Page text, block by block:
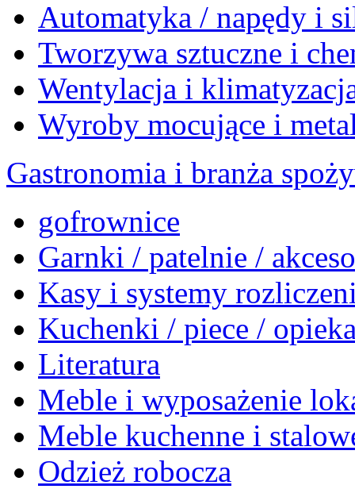
Automatyka / napędy i
Tworzywa sztuczne i
Wentylacja i
Wyroby mocujące i
Gastronomia i branża
gofrownice
Garnki / patelnie /
Kasy i systemy
Kuchenki / piece /
Literatura
Meble i wyposażenie
Meble kuchenne i
Odzież robocza